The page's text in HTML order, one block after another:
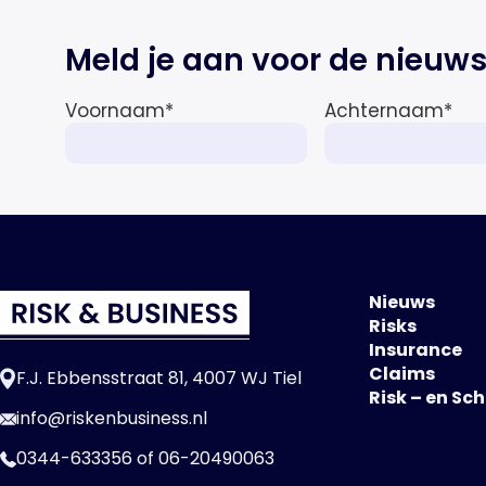
Meld je aan voor de
Voornaam* Achternaam*
F.J. Ebbensstraat 81, 4007 WJ Tiel
info@riskenbusiness.nl
0344-633356of 06-20490063
Nieuws
Risks
Insurance
Claims
Risk – en